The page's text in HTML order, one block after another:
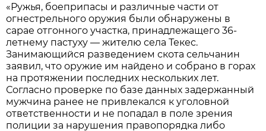
«Ружья, боеприпасы и различные части от
огнестрельного оружия были обнаружены в
сарае отгонного участка, принадлежащего 36-
летнему пастуху — жителю села Текес.
Занимающийся разведением скота сельчанин
заявил, что оружие им найдено и собрано в горах
на протяжении последних нескольких лет.
Согласно проверке по базе данных задержанный
мужчина ранее не привлекался к уголовной
ответственности и не попадал в поле зрения
полиции за нарушения правопорядка либо